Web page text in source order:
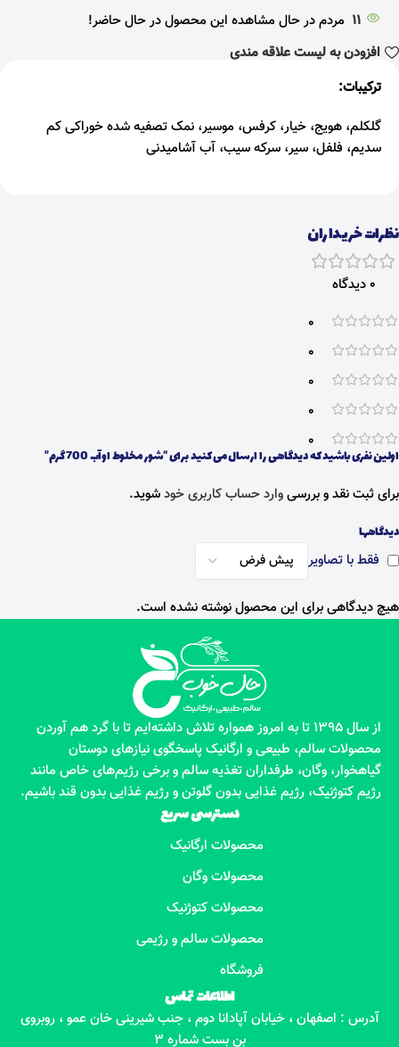
ترکیبات:
گلکلم، هویج، خیار، کرفس، موسیر، نمک تصفیه شده خوراکی کم
سدیم، فلفل، سیر، سرکه سیب، آب آشامیدنی
11 مردم در حال مشاهده این محصول در حال حاضر!
افزودن به لیست علاقه مندی
نظرات خریداران
0 دیدگاه
0
0
0
0
0
دیدگاهها
فقط با تصاویر
هیچ دیدگاهی برای این محصول نوشته نشده است.
اولین نفری باشید که دیدگاهی را ارسال می کنید برای “شور مخلوط اوآب 700 گرم”
برای ثبت نقد و بررسیوارد حساب کاربری خودشوید.
از سال 1395 تا به امروز همواره تلاش داشته‌ایم تا با گرد هم آوردن
محصولات سالم، طبیعی و ارگانیک پاسخگوی نیازهای دوستان
گیاهخوار، وگان، طرفداران تغذیه سالم و برخی رژیم‌های خاص مانند
رژیم کتوژنیک، رژیم غذایی بدون گلوتن و رژیم غذایی بدون قند باشیم.
دسترسی سریع
محصولات ارگانیک
محصولات وگان
محصولات کتوژنیک
محصولات سالم و رژیمی
فروشگاه
اطلاعات تماس
آدرس : اصفهان ، خیابان آپادانا دوم ، جنب شیرینی خان عمو ، روبروی
بن بست شماره 3